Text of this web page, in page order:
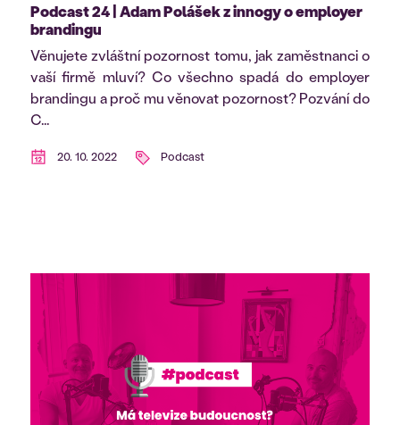
Podcast 24 | Adam Polášek z innogy o employer
brandingu
Věnujete zvláštní pozornost tomu, jak zaměstnanci o
vaší firmě mluví? Co všechno spadá do employer
brandingu a proč mu věnovat pozornost? Pozvání do
C...
20. 10. 2022 Podcast